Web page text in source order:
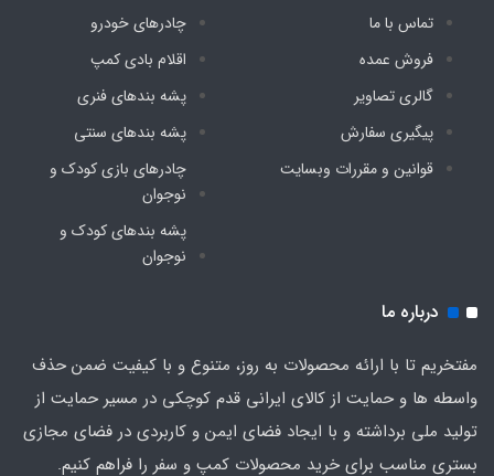
تماس با ما
فروش عمده
گالری تصاویر
پیگیری سفارش
قوانین و مقررات وبسایت
چادرهای خودرو
اقلام بادی کمپ
پشه‌ بندهای فنری
پشه‌ بندهای سنتی
چادرهای بازی کودک و
نوجوان
پشه‌ بندهای کودک و
نوجوان
درباره ما
مفتخریم تا با ارائه محصولات به روز، متنوع و با کیفیت ضمن حذف
واسطه ها و حمایت از کالای ایرانی قدم کوچکی در مسیر حمایت از
تولید ملی برداشته و با ایجاد فضای ایمن و کاربردی در فضای مجازی
بستری مناسب برای خرید محصولات کمپ و سفر را فراهم کنیم.